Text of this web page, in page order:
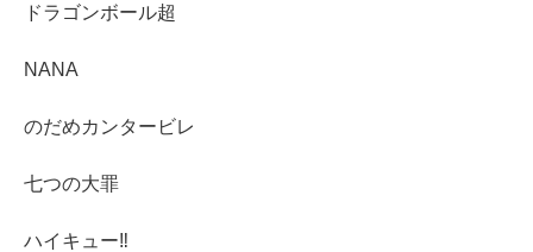
ドラゴンボール超
NANA
のだめカンタービレ
七つの大罪
ハイキュー‼︎